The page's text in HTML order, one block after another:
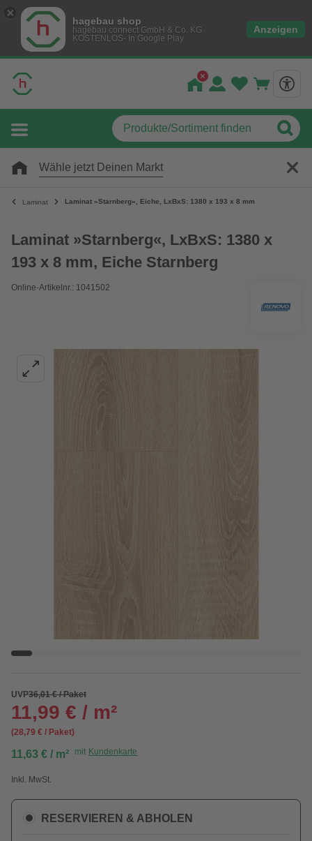
hagebau shop
hagebau connect GmbH & Co. KG
KOSTENLOS- In Google Play
Anzeigen
Wähle jetzt Deinen Markt
Laminat Laminat »Starnberg«, Eiche, LxBxS: 1380 x 193 x 8 mm
Laminat »Starnberg«, LxBxS: 1380 x
193 x 8 mm, Eiche Starnberg
Online-Artikelnr.: 1041502
UVP36,01 € / Paket
11,99 € / m²
(28,79 € / Paket)
11,63 € / m² mit Kundenkarte
Inkl. MwSt.
RESERVIEREN & ABHOLEN